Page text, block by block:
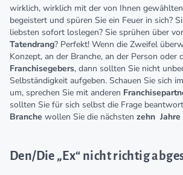
wirklich, wirklich mit der von Ihnen gewählten
begeistert und spüren Sie ein Feuer in sich?
liebsten sofort loslegen? Sie sprühen über vor
Tatendrang? Perfekt! Wenn die Zweifel
Konzept, an der Branche, an der Person oder
Franchisegebers, dann sollten Sie nicht
Selbständigkeit aufgeben. Schauen Sie sich im
um, sprechen Sie mit anderen
sollten Sie für sich selbst die Frage
Branche wollen Sie die nächsten zehn Jahre
Den/Die „Ex“ nicht richtig